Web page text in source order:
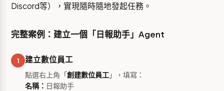
Discord等），實現隨時隨地發起任務。
完整案例：建立一個「日報助手」Agent
1 建立數位員工
點選右上角「創建數位員工 」，填寫：
名稱： 日報助手